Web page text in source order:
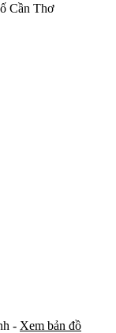
Cần Thơ
- Xem bản đồ